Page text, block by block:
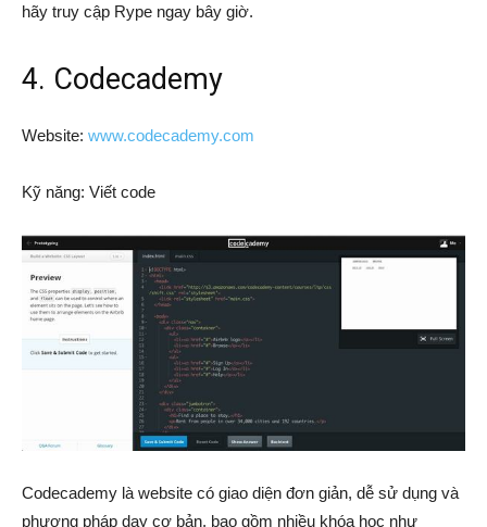
hãy truy cập Rype ngay bây giờ.
4. Codecademy
Website: www.codecademy.com
Kỹ năng: Viết code
Codecademy là website có giao diện đơn giản, dễ sử dụng và
phương pháp dạy cơ bản, bao gồm nhiều khóa học như